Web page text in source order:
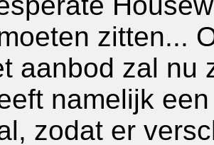
zitten...
aanbod zal nu
namelijk
zodat er